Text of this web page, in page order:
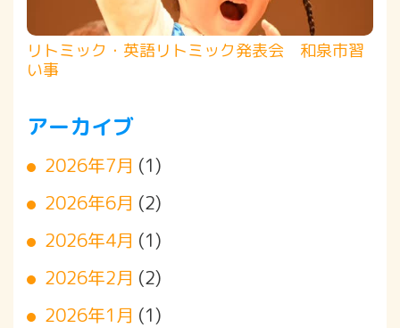
リトミック・英語リトミック発表会 和泉市習
い事
アーカイブ
2026年7月 (1)
2026年6月 (2)
2026年4月 (1)
2026年2月 (2)
2026年1月 (1)